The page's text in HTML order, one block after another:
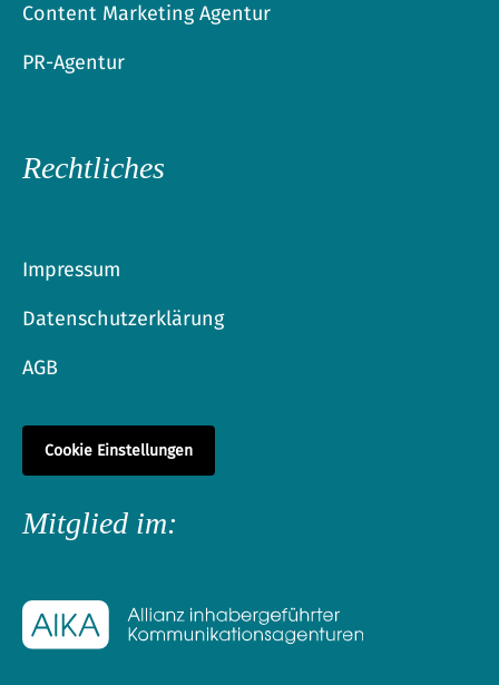
Content Marketing Agentur
PR-Agentur
Rechtliches
Impressum
Datenschutzerklärung
AGB
Cookie Einstellungen
Mitglied im: